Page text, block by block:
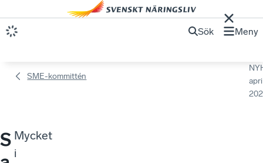
Sök Meny
SME-kommittén
S Mycket
i